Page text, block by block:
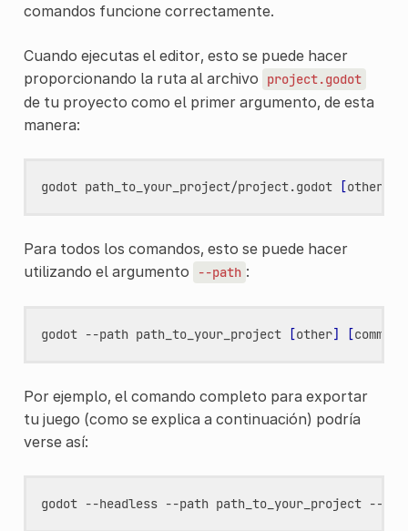
comandos funcione correctamente.
Cuando ejecutas el editor, esto se puede hacer
proporcionando la ruta al archivo
project.godot
de tu proyecto como el primer argumento, de esta
manera:
godot path_to_your_project/project.godot [other
Para todos los comandos, esto se puede hacer
utilizando el argumento
--path :
godot --path path_to_your_project [other] [
Por ejemplo, el comando completo para exportar
tu juego (como se explica a continuación) podría
verse así:
godot --headless --path path_to_your_project --